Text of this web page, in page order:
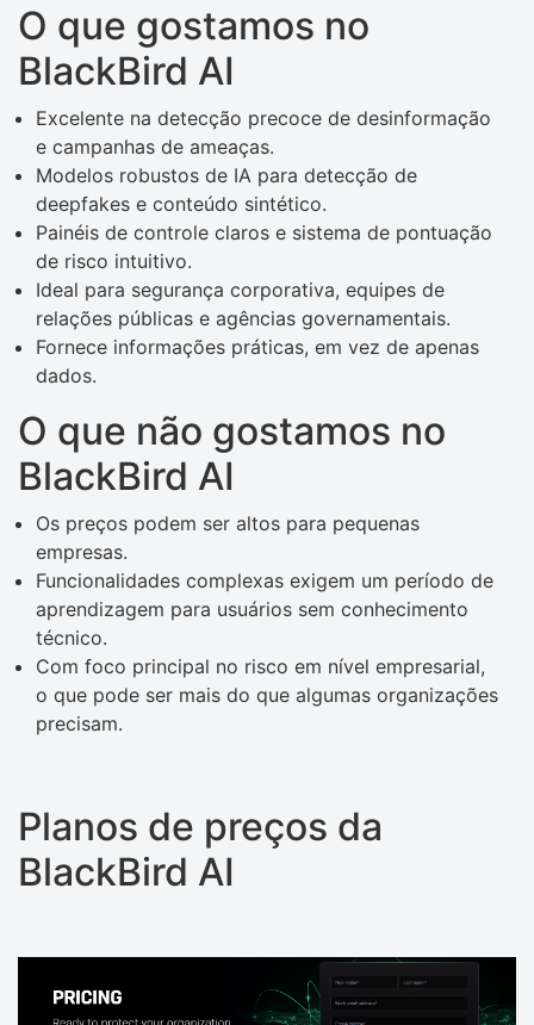
O que gostamos no
BlackBird AI
Excelente na detecção precoce de desinformação
e campanhas de ameaças.
Modelos robustos de IA para detecção de
deepfakes e conteúdo sintético.
Painéis de controle claros e sistema de pontuação
de risco intuitivo.
Ideal para segurança corporativa, equipes de
relações públicas e agências governamentais.
Fornece informações práticas, em vez de apenas
dados.
O que não gostamos no
BlackBird AI
Os preços podem ser altos para pequenas
empresas.
Funcionalidades complexas exigem um período de
aprendizagem para usuários sem conhecimento
técnico.
Com foco principal no risco em nível empresarial,
o que pode ser mais do que algumas organizações
precisam.
Planos de preços da
BlackBird AI